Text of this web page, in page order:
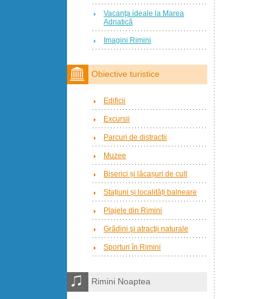
Vacanţa ideale la Marea
Adriatică
Imagini Rimini
Obiective turistice
Edificii
Excursii
Parcuri de distractii
Muzee
Biserici și lăcașuri de cult
Stațiuni și localități balneare
Plajele din Rimini
Grădini şi atracţii naturale
Sporturi în Rimini
Rimini Noaptea